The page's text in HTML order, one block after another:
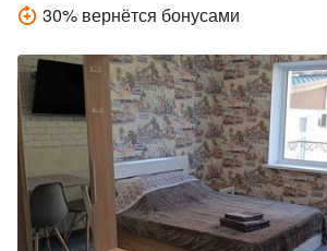
30% вернётся бонусами